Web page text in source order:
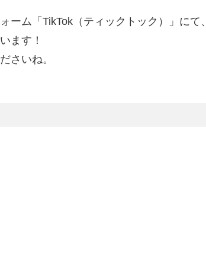
ーム「TikTok（ティックトック）」にて
ます！
さいね。